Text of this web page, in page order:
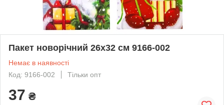
Пакет новорічний 26х32 см 9166-002
Немає в наявності
Код: 9166-002
Тільки опт
37 ₴